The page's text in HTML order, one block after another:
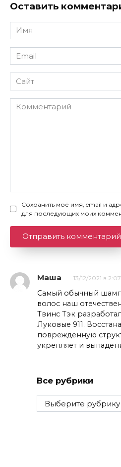
Оставить
Имя
*
Email
*
Сайт
Комментарий
Сохранить моё имя, email и
для последующих моих
Маша 13/12/2021 в
Самый обычный
волос наш
Твинс Тэк
Луковые 911.
поврежденную
укрепляет и
Все рубрики
Все
рубрики